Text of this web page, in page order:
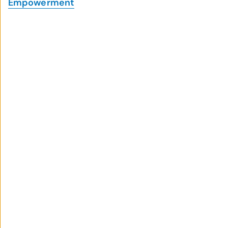
Empowerment